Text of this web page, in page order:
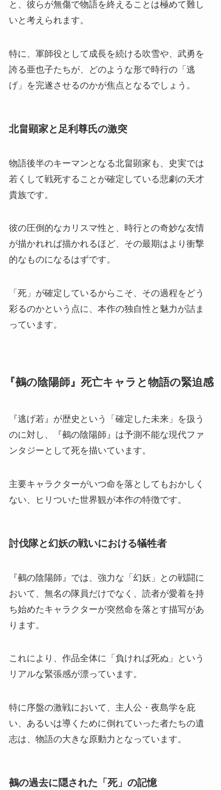
と、彼らが無傷で物語を終えることは極めて難し
いと考えられます。
特に、軍師役として成長を続ける吹雪や、武勇を
誇る亜也子たちが、どのような形で時行の「逃
げ」を完遂させるのかが焦点となるでしょう。
北畠顕家と足利尊氏の激突
物語後半のキーマンとなる北畠顕家も、史実では
若くして戦死することが確定している悲劇の天才
貴族です。
彼の圧倒的なカリスマ性と、時行との奇妙な友情
が描かれれば描かれるほど、その最期はより衝撃
的なものになるはずです。
「死」が確定しているからこそ、その過程をどう
彩るのかという点に、本作の独自性と魅力が詰ま
っています。
『鵺の陰陽師』死亡キャラと物語の緊迫感
『逃げ若』が歴史という「確定した未来」を扱う
のに対し、『鵺の陰陽師』は予測不能な現代ファ
ンタジーとして死を描いています。
主要キャラクターがいつ命を落としてもおかしく
ない、ヒリついた世界観が本作の特徴です。
討伐隊と幻妖の戦いにおける犠牲者
『鵺の陰陽師』では、強力な「幻妖」との戦闘に
おいて、無名の隊員だけでなく、読者が愛着を持
ち始めたキャラクターが突然命を落とす描写があ
ります。
これにより、作品全体に「負ければ死ぬ」という
リアルな緊張感が漂っています。
特に序盤の激戦において、主人公・夜島学を庇
い、あるいは導くために倒れていった者たちの遺
志は、物語の大きな原動力となっています。
鵺の過去に隠された「死」の記憶